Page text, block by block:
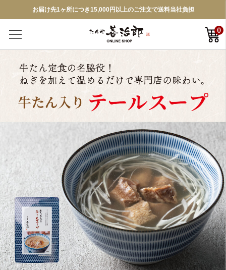
お届け先1ヶ所につき15,000円以上のご注文で送料当社負担
0